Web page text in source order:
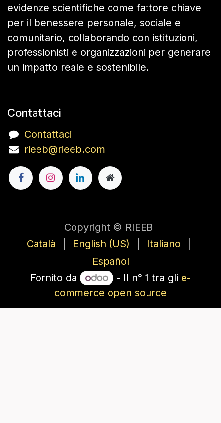
evidenze scientifiche come fattore chiave
per il benessere personale, sociale e
comunitario, collaborando con istituzioni,
professionisti e organizzazioni per generare
un impatto reale e sostenibile.
Contattaci
Contattaci
rieeb@rieeb.com
Copyright © RIEEB
Català
English (US) Italiano
Español
Fornito da
- Il n° 1 tra gli e-
commerce open source